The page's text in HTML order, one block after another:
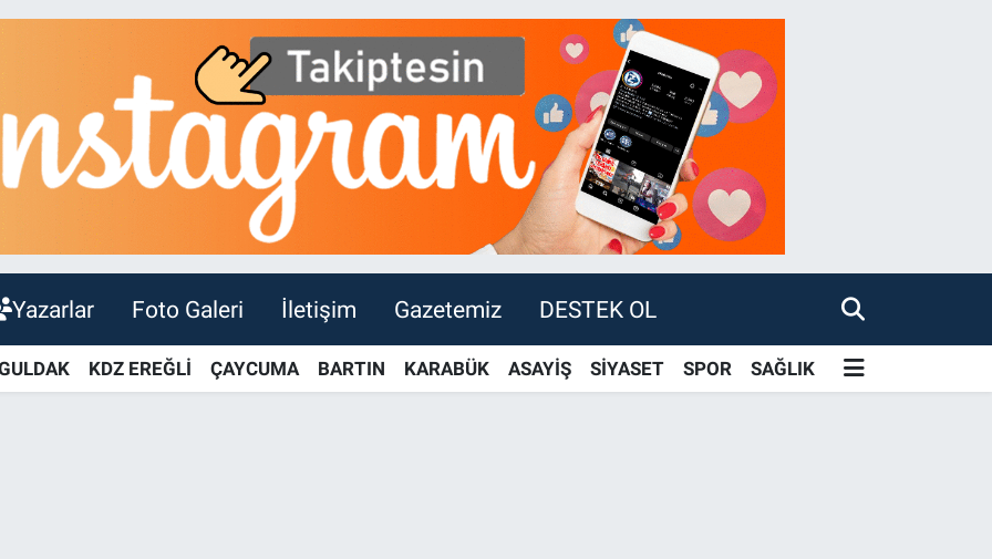
Yazarlar Foto Galeri İletişim Gazetemiz DESTEK OL
KDZ EREĞLİ ÇAYCUMA BARTIN KARABÜK ASAYİŞ SİYASET SPOR SAĞLIK